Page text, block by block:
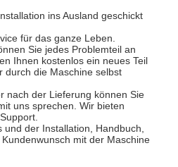
ins Ausland geschickt
für das ganze Leben.
Sie jedes Problemteil an
Ihnen kostenlos ein neues Teil
durch die Maschine selbst
nach der Lieferung können Sie
uns sprechen. Wir bieten
und der Installation, Handbuch,
mit der Maschine